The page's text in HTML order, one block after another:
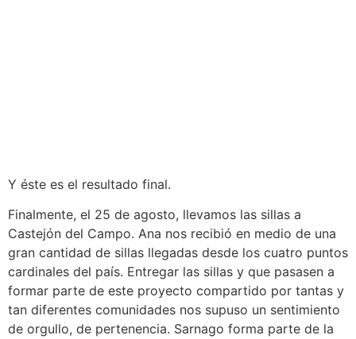
Y éste es el resultado final.
Finalmente, el 25 de agosto, llevamos las sillas a
Castejón del Campo. Ana nos recibió en medio de una
gran cantidad de sillas llegadas desde los cuatro puntos
cardinales del país. Entregar las sillas y que pasasen a
formar parte de este proyecto compartido por tantas y
tan diferentes comunidades nos supuso un sentimiento
de orgullo, de pertenencia. Sarnago forma parte de la